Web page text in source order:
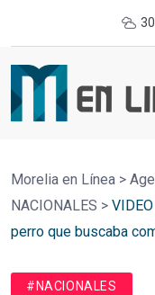
Morelia en Línea >
NACIONALES >
perro que buscaba
#NACIONALES